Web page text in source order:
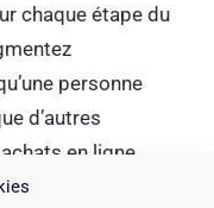
chaque étape du
personne
d’autres
en ligne.